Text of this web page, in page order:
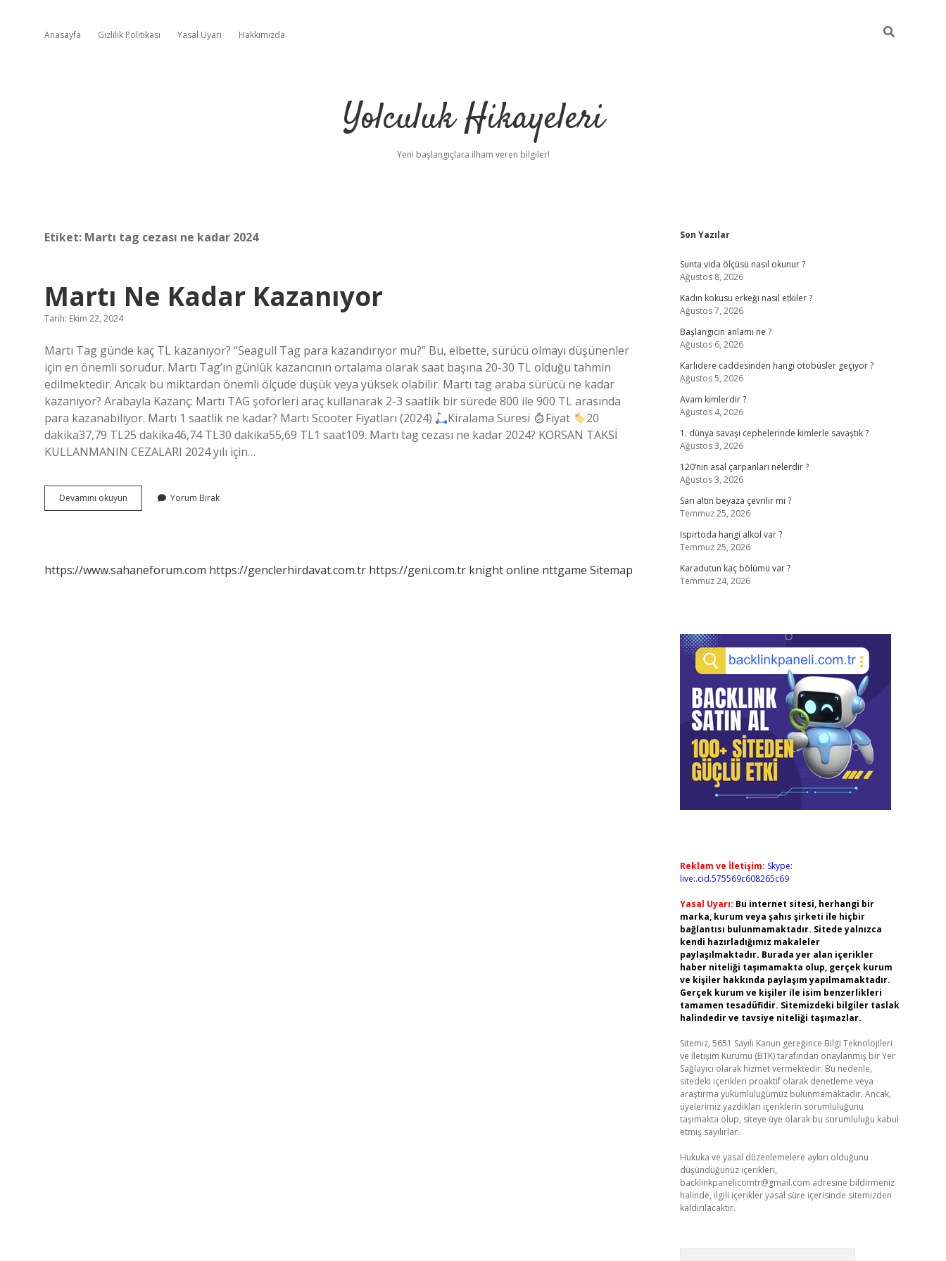
Anasayfa Gizlilik Politikası Yasal Uyarı Hakkımızda
Yolculuk Hikayeleri
Yeni başlangıçlara ilham veren bilgiler!
Etiket: Martı tag cezası ne kadar 2024
Martı Ne Kadar Kazanıyor
Tarih: Ekim 22, 2024
Martı Tag günde kaç TL kazanıyor? “Seagull Tag para kazandırıyor mu?” Bu, elbette, sürücü olmayı düşünenler
için en önemli sorudur. Martı Tag’ın günlük kazancının ortalama olarak saat başına 20-30 TL olduğu tahmin
edilmektedir. Ancak bu miktardan önemli ölçüde düşük veya yüksek olabilir. Martı tag araba sürücü ne kadar
kazanıyor? Arabayla Kazanç: Martı TAG şoförleri araç kullanarak 2-3 saatlik bir sürede 800 ile 900 TL arasında
para kazanabiliyor. Martı 1 saatlik ne kadar? Martı Scooter Fiyatları (2024)
Kiralama Süresi Fiyat
20
dakika37,79 TL25 dakika46,74 TL30 dakika55,69 TL1 saat109. Martı tag cezası ne kadar 2024? KORSAN TAKSİ
KULLANMANIN CEZALARI 2024 yılı için…
Devamını okuyun
Ne
Yorum Bırak
https://www.sahaneforum.com https://genclerhirdavat.com.tr https://geni.com.tr knight online nttgame Sitemap
Sidebar
Son Yazılar
Sunta vida ölçüsü nasıl okunur ?
Ağustos 8, 2026
Kadın kokusu erkeği nasıl etkiler ?
Ağustos 7, 2026
Başlangıcın anlamı ne ?
Ağustos 6, 2026
Karlıdere caddesinden hangi otobüsler geçiyor ?
Ağustos 5, 2026
Avam kimlerdir ?
Ağustos 4, 2026
1. dünya savaşı cephelerinde kimlerle savaştık ?
Ağustos 3, 2026
120’nin asal çarpanları nelerdir ?
Ağustos 3, 2026
Sarı altın beyaza çevrilir mi ?
Temmuz 25, 2026
Ispirtoda hangi alkol var ?
Temmuz 25, 2026
Karadutun kaç bölümü var ?
Temmuz 24, 2026
Reklam ve İletişim: Skype:
live:.cid.575569c608265c69
Yasal Uyarı: Bu internet sitesi, herhangi bir
marka, kurum veya şahıs şirketi ile hiçbir
bağlantısı bulunmamaktadır. Sitede yalnızca
kendi hazırladığımız makaleler
paylaşılmaktadır. Burada yer alan içerikler
haber niteliği taşımamakta olup, gerçek kurum
ve kişiler hakkında paylaşım yapılmamaktadır.
Gerçek kurum ve kişiler ile isim benzerlikleri
tamamen tesadüfidir. Sitemizdeki bilgiler taslak
halindedir ve tavsiye niteliği taşımazlar.
Sitemiz, 5651 Sayılı Kanun gereğince Bilgi Teknolojileri
ve İletişim Kurumu (BTK) tarafından onaylanmış bir Yer
Sağlayıcı olarak hizmet vermektedir. Bu nedenle,
sitedeki içerikleri proaktif olarak denetleme veya
araştırma yükümlülüğümüz bulunmamaktadır. Ancak,
üyelerimiz yazdıkları içeriklerin sorumluluğunu
taşımakta olup, siteye üye olarak bu sorumluluğu kabul
etmiş sayılırlar.
Hukuka ve yasal düzenlemelere aykırı olduğunu
düşündüğünüz içerikleri,
backlinkpanelicomtr@gmail.com adresine bildirmeniz
halinde, ilgili içerikler yasal süre içerisinde sitemizden
kaldırılacaktır.
betexper giriş